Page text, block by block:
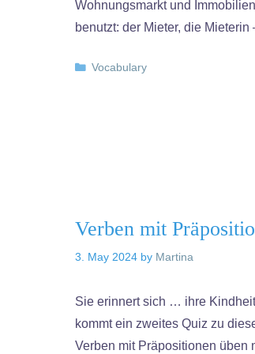
Wohnungsmarkt und
benutzt: der Mieter, die
Categories
Vocabulary
Verben mit
3. May 2024 by Martina
Sie erinnert sich … ihre
kommt ein zweites Quiz zu
Verben mit Präpositionen üben